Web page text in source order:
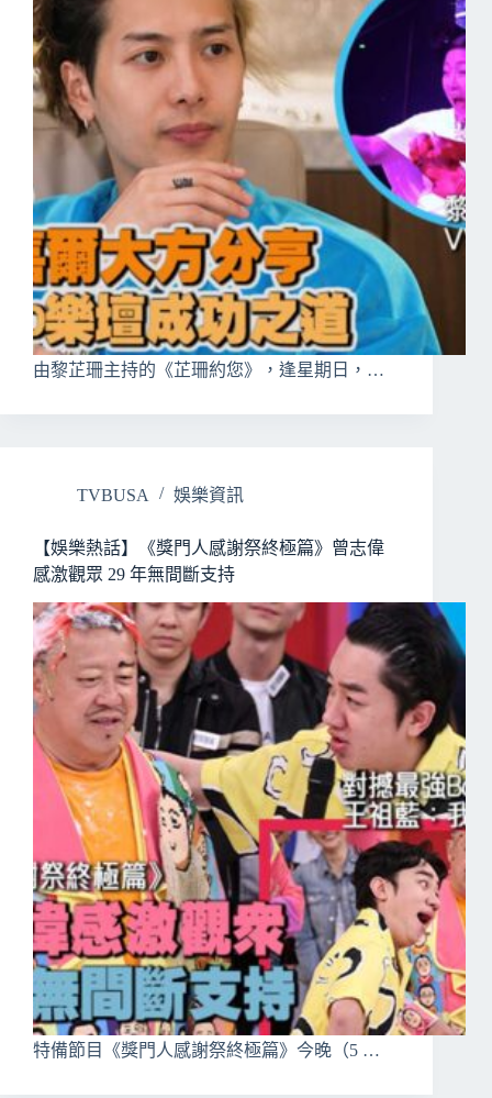
由黎芷珊主持的《芷珊約您》，逢星期日，…
TVBUSA 娛樂資訊
【娛樂熱話】《獎門人感謝祭終極篇》曾志偉
感激觀眾 29 年無間斷支持
特備節目《獎門人感謝祭終極篇》今晚（5 …